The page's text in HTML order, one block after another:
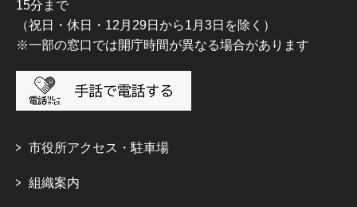
15分まで
（祝日・休日・12月29日から1月3日を除く）
※一部の窓口では開庁時間が異なる場合があります
市役所アクセス・駐車場
組織案内